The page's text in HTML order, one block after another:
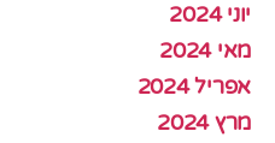
יוני 2024
מאי 2024
אפריל 2024
מרץ 2024